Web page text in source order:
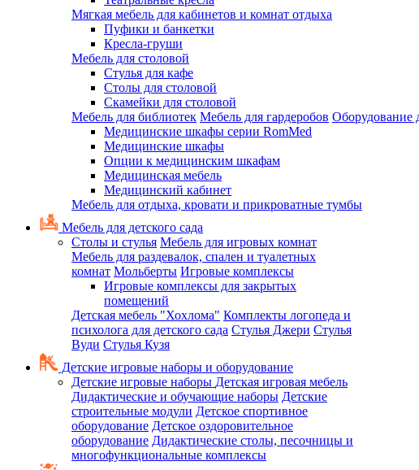
Мягкая мебель для кабинетов и комнат отдыха
Пуфики и банкетки
Кресла-груши
Мебель для столовой
Cтулья для кафе
Cтолы для столовой
Скамейки для столовой
Мебель для библиотек Мебель для гардеробов Оборудование
Медицинские шкафы серии RomMed
Медицинские шкафы
Опции к медицинским шкафам
Медицинская мебель
Медицинский кабинет
Мебель для отдыха, кровати и прикроватные тумбы
Мебель для детского сада
Столы и стулья Мебель для игровых комнат
Мебель для раздевалок, спален и туалетных
комнат Мольберты Игровые комплексы
Игровые комплексы для закрытых
помещений
Детская мебель "Хохлома" Комплекты логопеда и
психолога для детского сада Стулья Джери Стулья
Вуди Стулья Кузя
Детские игровые наборы и оборудование
Детские игровые наборы Детская игровая мебель
Дидактические и обучающие наборы Детские
строительные модули Детское спортивное
оборудование Детское оздоровительное
оборудование Дидактические столы, песочницы и
многофункциональные комплексы